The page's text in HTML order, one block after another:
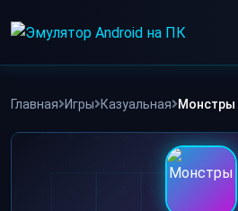
to
ПРИЛОЖЕНИЯ
Главная Игры Казуальная Монстры